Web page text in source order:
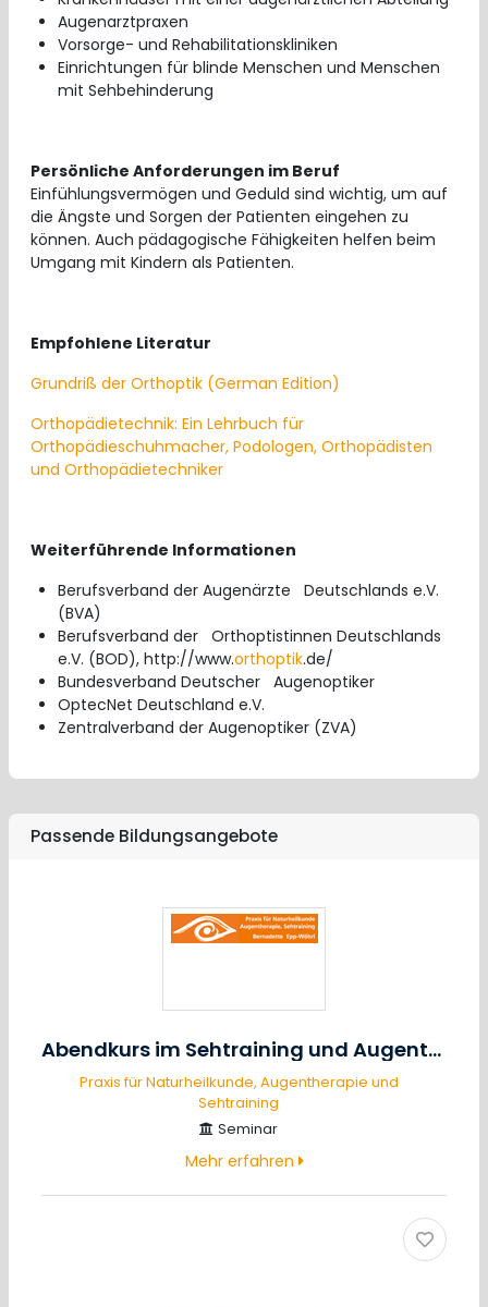
Augenarztpraxen
Vorsorge- und Rehabilitationskliniken
Einrichtungen für blinde Menschen und Menschen
mit Sehbehinderung
Persönliche Anforderungen im Beruf
Einfühlungsvermögen und Geduld sind wichtig, um auf
die Ängste und Sorgen der Patienten eingehen zu
können. Auch pädagogische Fähigkeiten helfen beim
Umgang mit Kindern als Patienten.
Empfohlene Literatur
Grundriß der Orthoptik (German Edition)
Orthopädietechnik: Ein Lehrbuch für
Orthopädieschuhmacher, Podologen, Orthopädisten
und Orthopädietechniker
Weiterführende Informationen
Berufsverband der Augenärzte Deutschlands e.V.
(BVA)
Berufsverband der Orthoptistinnen Deutschlands
e.V. (BOD), http://www.orthoptik.de/
Bundesverband Deutscher Augenoptiker
OptecNet Deutschland e.V.
Zentralverband der Augenoptiker (ZVA)
Passende Bildungsangebote
Abendkurs im Sehtraining und Augentraining
Praxis für Naturheilkunde, Augentherapie und
Sehtraining
Seminar
Mehr erfahren